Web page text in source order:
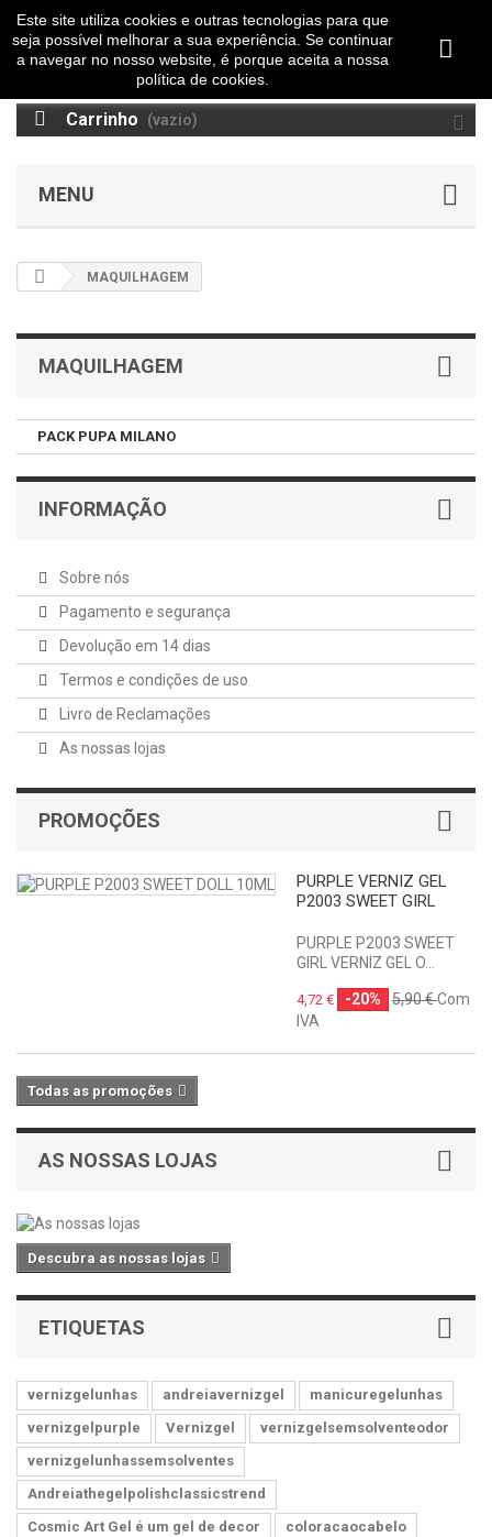
Carrinho (vazio)
MENU
MAQUILHAGEM
MAQUILHAGEM
PACK PUPA MILANO
INFORMAÇÃO
Sobre nós
Pagamento e segurança
Devolução em 14 dias
Termos e condições de uso
Livro de Reclamações
As nossas lojas
PROMOÇÕES
PURPLE VERNIZ GEL
P2003 SWEET GIRL
PURPLE P2003 SWEET
GIRL VERNIZ GEL O...
4,72 € -20% 5,90 €Com
IVA
Todas as promoções
AS NOSSAS LOJAS
Descubra as nossas lojas
ETIQUETAS
vernizgelunhas andreiavernizgel
manicuregelunhas
vernizgelpurple
Vernizgel
vernizgelsemsolventeodor
vernizgelunhassemsolventes
Andreiathegelpolishclassicstrend
Cosmic Art Gel é um gel de decor
coloracaocabelo
Este site utiliza cookies e outras tecnologias para que
seja possível melhorar a sua experiência. Se continuar
a navegar no nosso website, é porque aceita a nossa
política de cookies.